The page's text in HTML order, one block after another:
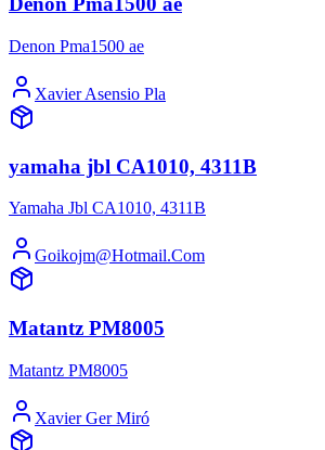
Denon Pma1500 ae
Xavier Asensio Pla
yamaha jbl CA1010, 4311B
Yamaha Jbl CA1010, 4311B
Goikojm@Hotmail.Com
Matantz PM8005
Matantz PM8005
Xavier Ger Miró